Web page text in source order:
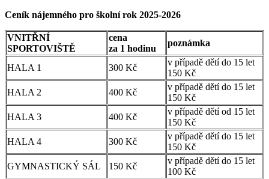
Ceník nájemného pro školní rok 2025-2026
VNITŘNÍ
SPORTOVIŠTĚ
cena
za 1 hodinu
poznámka
HALA 1 300 Kč
v případě dětí do 15 let
150 Kč
HALA 2
400 Kč
v případě dětí do 15 let
150 Kč
HALA 3
400 Kč
v případě dětí od 15 let
150 Kč
HALA 4
300 Kč
v případě dětí do 15 let
150 Kč
GYMNASTICKÝ SÁL
150 Kč
v případě dětí do 15 let
100 Kč